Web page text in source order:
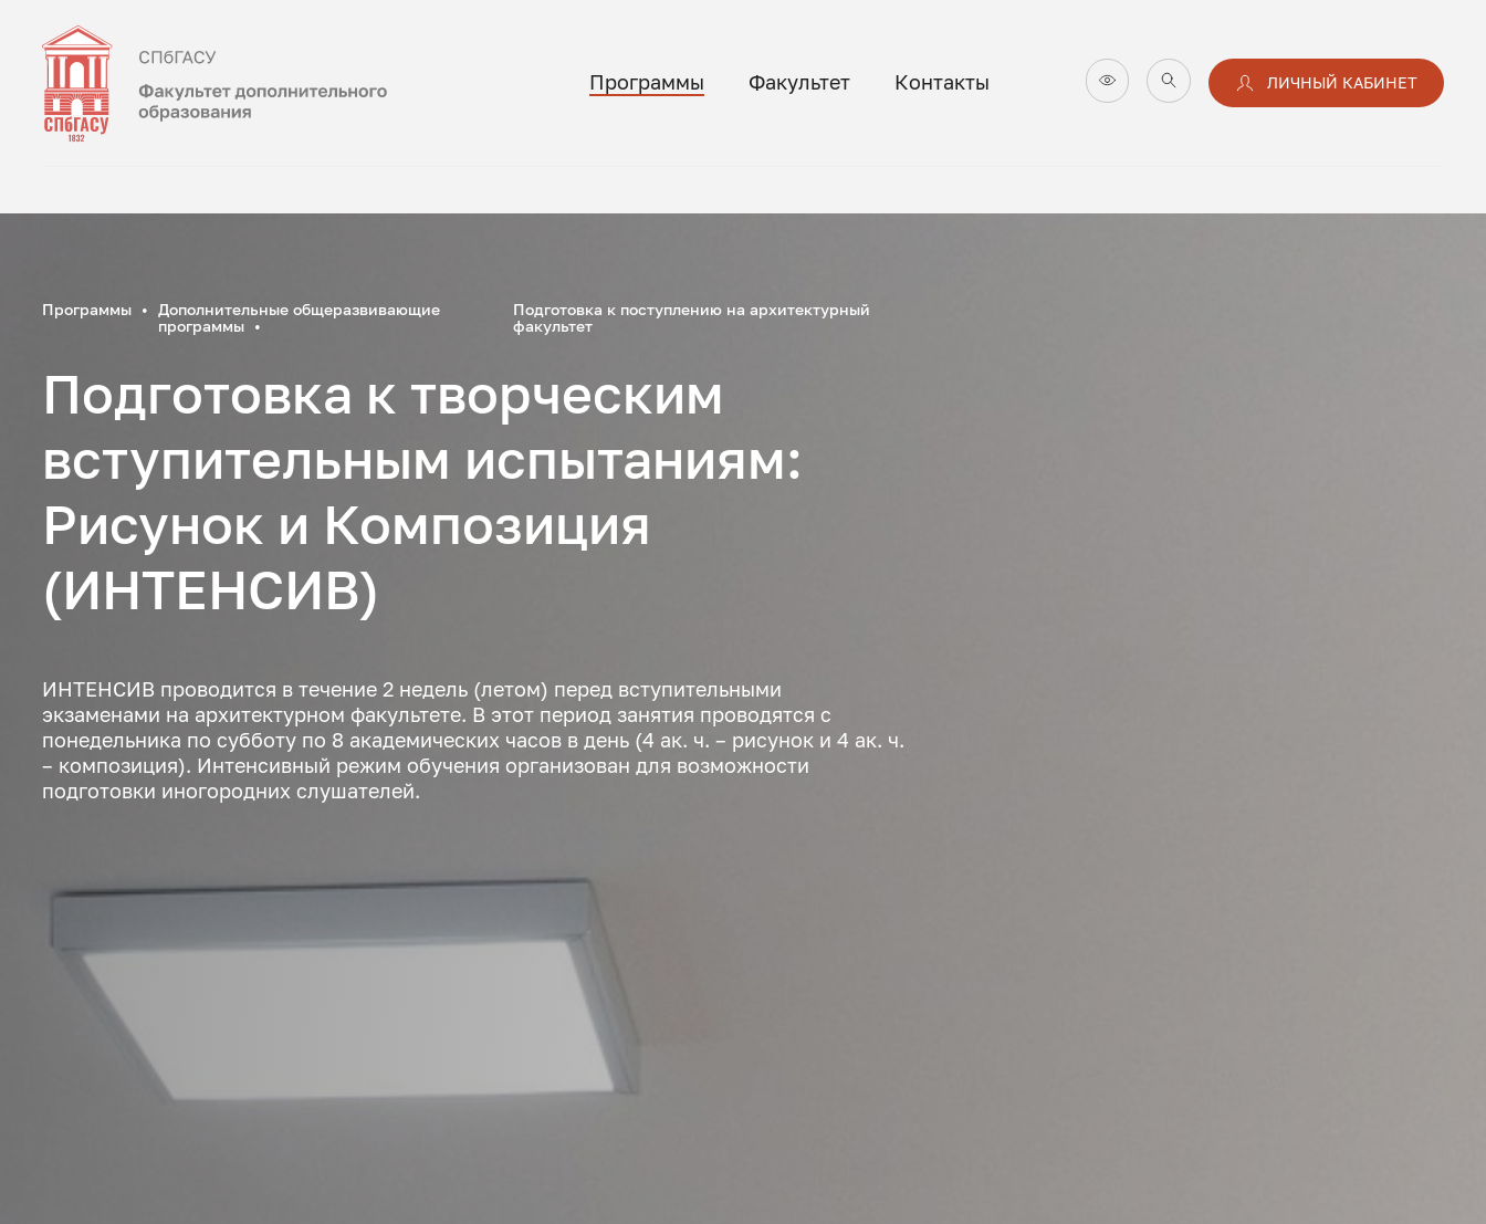
Программы Факультет Контакты ЛИЧНЫЙ КАБИНЕТ
Программы
Дополнительные общеразвивающие
программы
Подготовка к поступлению на архитектурный
факультет
Подготовка к творческим
вступительным испытаниям:
Рисунок и Композиция
(ИНТЕНСИВ)
ИНТЕНСИВ проводится в течение 2 недель (летом) перед вступительными
экзаменами на архитектурном факультете. В этот период занятия проводятся с
понедельника по субботу по 8 академических часов в день (4 ак. ч. – рисунок и 4 ак. ч.
– композиция). Интенсивный режим обучения организован для возможности
подготовки иногородних слушателей.